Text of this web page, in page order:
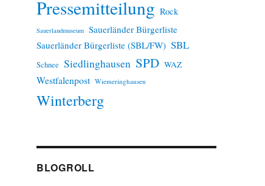
Pressemitteilung Rock
Sauerlandmuseum Sauerländer Bürgerliste
Sauerländer Bürgerliste (SBL/FW) SBL
Schnee Siedlinghausen SPD WAZ
Westfalenpost Wiemeringhausen
Winterberg
BLOGROLL